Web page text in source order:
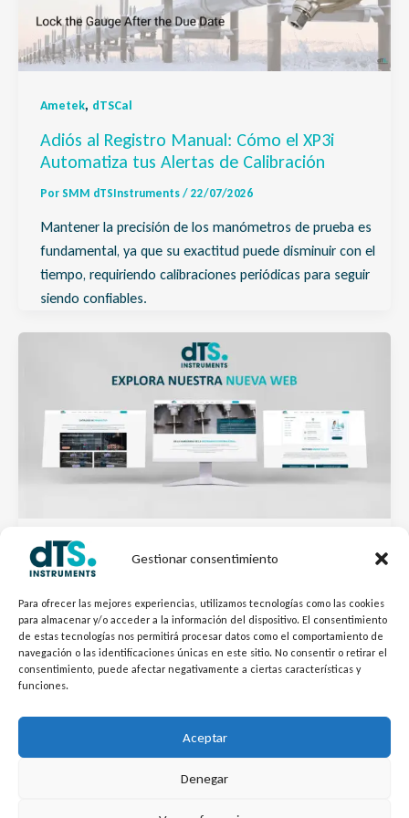
Gestionar consentimiento
Para ofrecer las mejores experiencias, utilizamos tecnologías como las cookies
para almacenar y/o acceder a la información del dispositivo. El consentimiento
de estas tecnologías nos permitirá procesar datos como el comportamiento de
navegación o las identificaciones únicas en este sitio. No consentir o retirar el
consentimiento, puede afectar negativamente a ciertas características y
funciones.
Aceptar
Denegar
Ametek, dTSCal
Adiós al Registro Manual: Cómo el XP3i
Automatiza tus Alertas de Calibración
Por SMM dTSInstruments / 22/07/2026
Mantener la precisión de los manómetros de prueba es
fundamental, ya que su exactitud puede disminuir con el
tiempo, requiriendo calibraciones periódicas para seguir
siendo confiables.
Anuncios
nueva web de dTS Instruments
PorSMM dTSInstruments/19/01/2026
En un entorno cambiante y cada vez más exigente, la
respuesta marcan la diferencia en la eficiencia de sus
L